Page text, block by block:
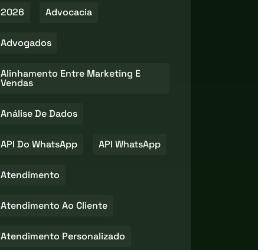
2026 Advocacia
Advogados
Alinhamento Entre Marketing E
Vendas
Análise De Dados
API Do WhatsApp API WhatsApp
Atendimento
Atendimento Ao Cliente
Atendimento Personalizado